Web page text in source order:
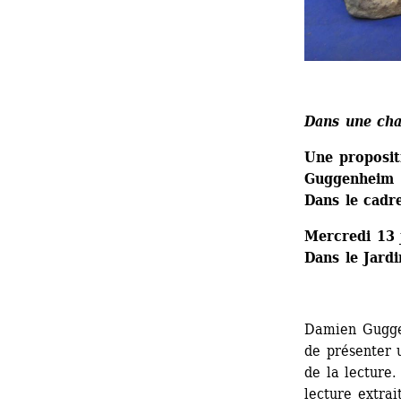
Dans une
Une
Guggenheim
Dans le
Mercredi 13
Dans le
Damien
de présenter
de la lecture.
lecture